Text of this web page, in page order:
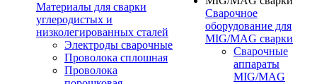
Материалы для сварки
углеродистых и
низколегированных сталей
Электроды сварочные
Проволока сплошная
Проволока
Сварочное
оборудование для
MIG/MAG сварки
Сварочные
аппараты
MIG/MAG